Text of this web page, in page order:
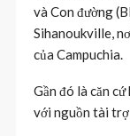
và Con đường
Sihanoukville,
của Campuchia.
Gần đó là căn
với nguồn tài